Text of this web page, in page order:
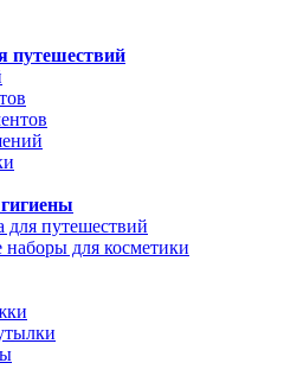
путешествий
для путешествий
для косметики